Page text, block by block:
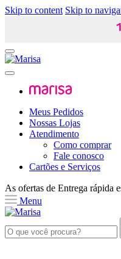
Skip to content Skip to
Meus Pedidos
Nossas Lojas
Atendimento
Como comprar
Fale conosco
Cartões e Serviços
As ofertas de Entrega rápida
Menu